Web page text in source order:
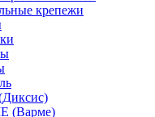
крепежи
(Варме)